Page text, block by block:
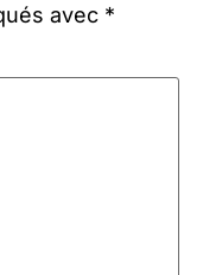
avec *